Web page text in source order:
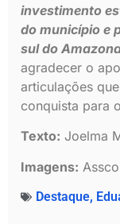
investimento
do município e
sul do
agradecer o
articulações
conquista para
Texto: Joelma
Imagens:
Destaque,